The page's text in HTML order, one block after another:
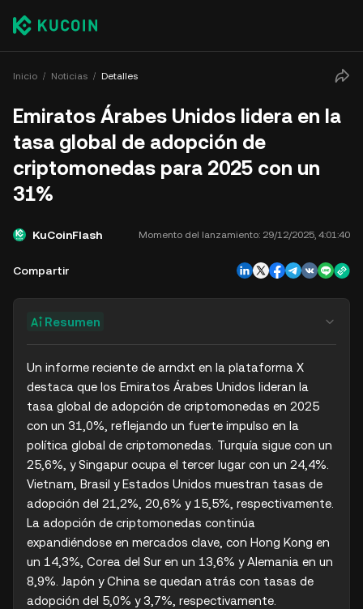
Inicio Noticias Detalles
Emiratos Árabes Unidos lidera en la
tasa global de adopción de
criptomonedas para 2025 con un
31%
KuCoinFlash Momento del lanzamiento: 29/12/2025, 4:01:40
Compartir
Resumen
Un informe reciente de arndxt en la plataforma X
destaca que los Emiratos Árabes Unidos lideran la
tasa global de adopción de criptomonedas en 2025
con un 31,0%, reflejando un fuerte impulso en la
política global de criptomonedas. Turquía sigue con un
25,6%, y Singapur ocupa el tercer lugar con un 24,4%.
Vietnam, Brasil y Estados Unidos muestran tasas de
adopción del 21,2%, 20,6% y 15,5%, respectivamente.
La adopción de criptomonedas continúa
expandiéndose en mercados clave, con Hong Kong en
un 14,3%, Corea del Sur en un 13,6% y Alemania en un
8,9%. Japón y China se quedan atrás con tasas de
adopción del 5,0% y 3,7%, respectivamente.